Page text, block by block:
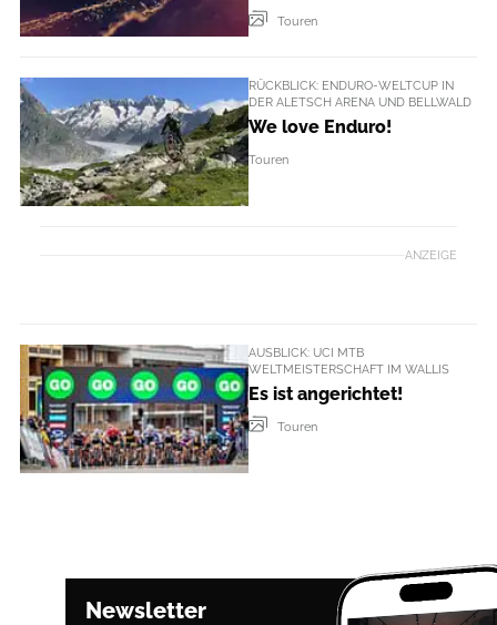
Touren
RÜCKBLICK: ENDURO-WELTCUP IN
DER ALETSCH ARENA UND BELLWALD
We love Enduro!
Touren
ANZEIGE
AUSBLICK: UCI MTB
WELTMEISTERSCHAFT IM WALLIS
Es ist angerichtet!
Touren
Newsletter